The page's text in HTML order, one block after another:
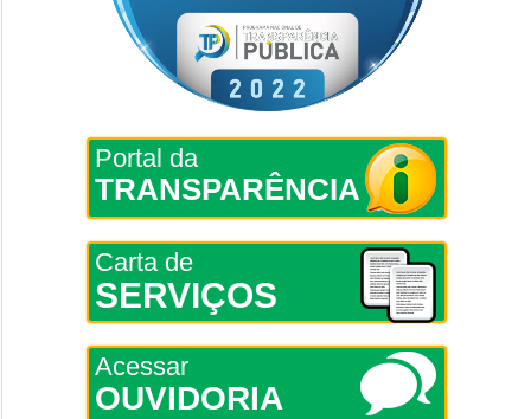
Portal da
TRANSPARÊNCIA
Carta de
SERVIÇOS
Acessar
OUVIDORIA